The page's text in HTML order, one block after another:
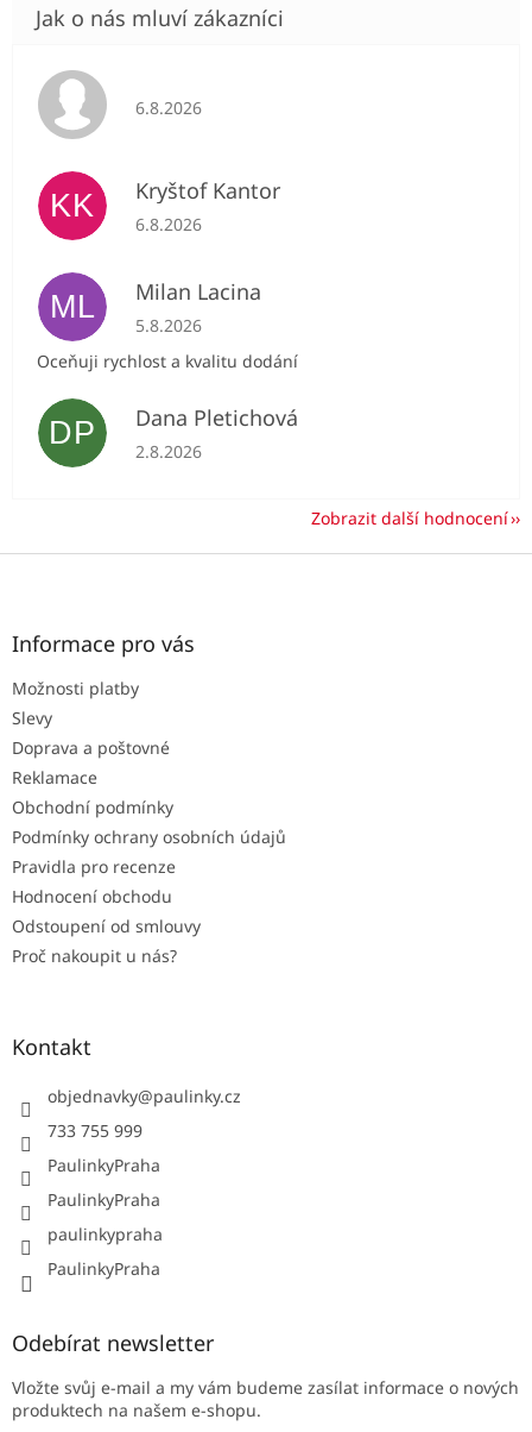
Hodnocení obchodu je 5 z 5 hvězdiček.
6.8.2026
KK Kryštof Kantor
Hodnocení obchodu je 5 z 5 hvězdiček.
6.8.2026
ML Milan Lacina
Hodnocení obchodu je 5 z 5 hvězdiček.
5.8.2026
Oceňuji rychlost a kvalitu dodání
DP Dana Pletichová
Hodnocení obchodu je 5 z 5 hvězdiček.
2.8.2026
Zobrazit další hodnocení
Z
Informace pro vás
Možnosti platby
Slevy
Doprava a poštovné
Reklamace
Obchodní podmínky
Podmínky ochrany osobních údajů
Pravidla pro recenze
Hodnocení obchodu
Odstoupení od smlouvy
Proč nakoupit u nás?
Kontakt
objednavky@paulinky.cz
733 755 999
PaulinkyPraha
PaulinkyPraha
paulinkypraha
PaulinkyPraha
Odebírat newsletter
Vložte svůj e-mail a my vám budeme zasílat informace o nových
produktech na našem e-shopu.